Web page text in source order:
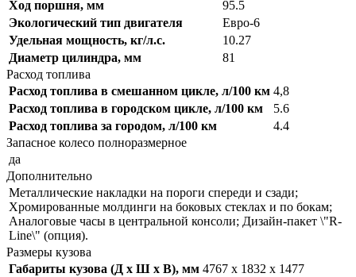
Ход поршня, мм
95.5
Экологический тип двигателя
Евро-6
Удельная мощность, кг/л.с.
10.27
Диаметр цилиндра, мм
81
Расход топлива
Расход топлива в смешанном цикле, л/100 км 4,8
Расход топлива в городском цикле, л/100 км
5.6
Расход топлива за городом, л/100 км
4.4
Запасное колесо полноразмерное
да
Дополнительно
Металлические накладки на пороги спереди и сзади;
Хромированные молдинги на боковых стеклах и по бокам;
Аналоговые часы в центральной консоли; Дизайн-пакет \"R-
Line\" (опция).
Размеры кузова
Габариты кузова (Д x Ш x В), мм 4767 x 1832 x 1477